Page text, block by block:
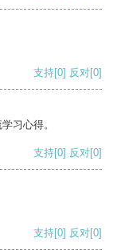
支持[0] 反对[0]
习心得。
支持[0] 反对[0]
支持[0] 反对[0]